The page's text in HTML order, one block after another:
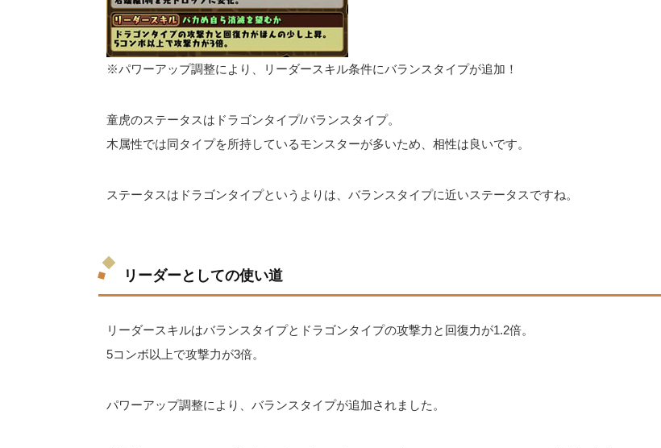
※パワーアップ調整により、リーダースキル条件にバランスタイプが追加！
童虎のステータスはドラゴンタイプ/バランスタイプ。
木属性では同タイプを所持しているモンスターが多いため、相性は良いです。
ステータスはドラゴンタイプというよりは、バランスタイプに近いステータスですね。
リーダーとしての使い道
リーダースキルはバランスタイプとドラゴンタイプの攻撃力と回復力が1.2倍。
5コンボ以上で攻撃力が3倍。
パワーアップ調整により、バランスタイプが追加されました。